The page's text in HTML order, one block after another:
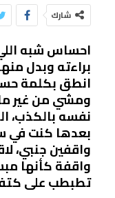
شارك
احساس شبه
براءته وبدل
انطق بكلمة
ومشي من غير
نفسه بالكذب،
بعدها كنت في
واقفين جنبي،
واقفة كأنها
تطبطب على